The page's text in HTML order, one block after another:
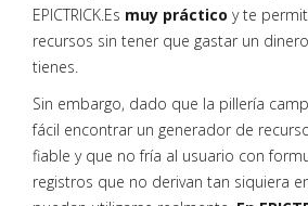
EPICTRICK.Es muy práctico y te
recursos sin tener que gastar un
tienes.
Sin embargo, dado que la pillería
fácil encontrar un generador de
fiable y que no fría al usuario con
registros que no derivan tan siquiera